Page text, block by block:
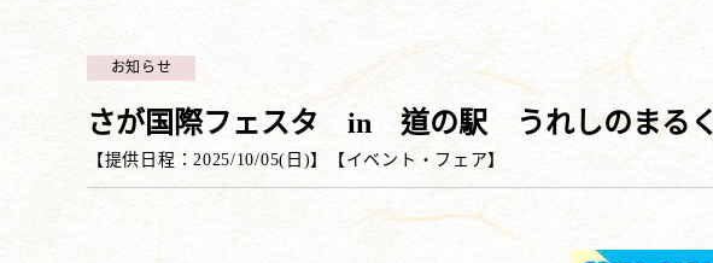
お知らせ
さが国際フェスタ in 道の駅 うれしのまるく
【提供日程：2025/10/05(日)】 【 イベント・フェア】